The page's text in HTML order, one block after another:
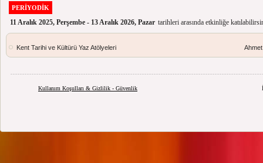
PERİYODİK
11 Aralık 2025, Perşembe - 13 Aralık 2026, Pazar tarihleri arasında etkinliğe
Kent Tarihi ve Kültürü Yaz Atölyeleri
Kullanım Koşulları & Gizlilik - Güvenlik